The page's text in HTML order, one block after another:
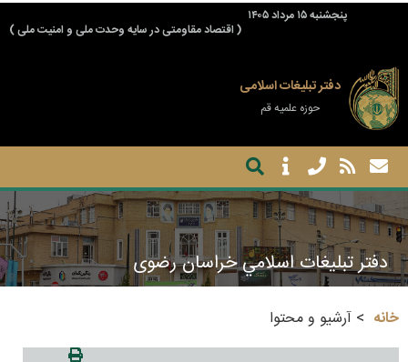
پنجشنبه ۱۵ مرداد ۱۴۰۵
( اقتصاد مقاومتی در سایه وحدت ملی و امنیت ملی )
دفتر تبلیغات اسلامی
حوزه علمیه قم
دفتر تبليغات اسلامي خراسان رضوی
خانه آرشیو و محتوا